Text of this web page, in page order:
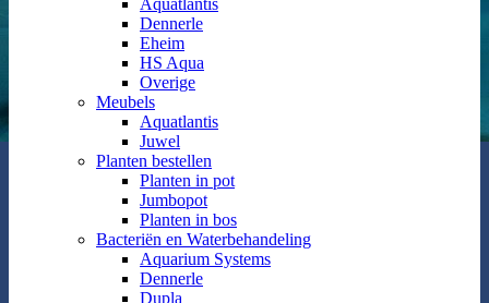
Dennerle
Eheim
HS Aqua
Overige
Meubels
Aquatlantis
Juwel
Planten bestellen
Planten in pot
Jumbopot
Planten in bos
Bacteriën en Waterbehandeling
Aquarium Systems
Dennerle
Dupla